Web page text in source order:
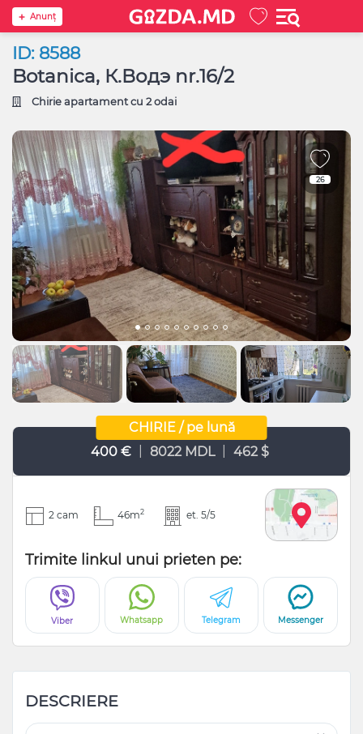
Anunţ
ID: 8588
Botanica, К.Водэ nr.16/2
Chirie apartament cu 2 odai
26
CHIRIE / pe lună
400 €
8022 MDL 462 $
2 cam 46m2 et. 5/5
Trimite linkul unui prieten pe:
Viber Whatsapp Telegram Messenger
DESCRIERE